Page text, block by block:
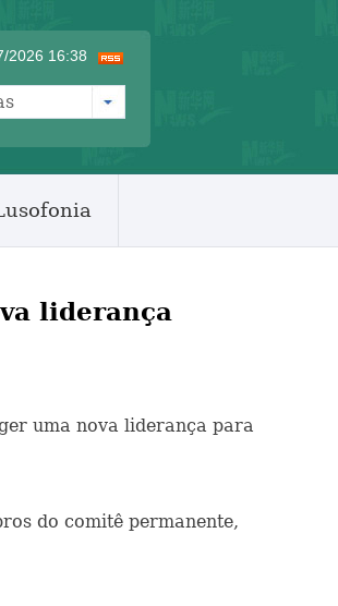
2026 16:38
liderança
uma nova liderança para
do comitê permanente,